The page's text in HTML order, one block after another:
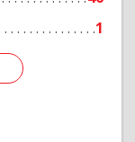
1
Подробнее